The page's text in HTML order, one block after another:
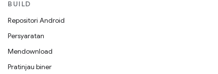
BUILD
Repositori Android
Persyaratan
Mendownload
Pratinjau biner